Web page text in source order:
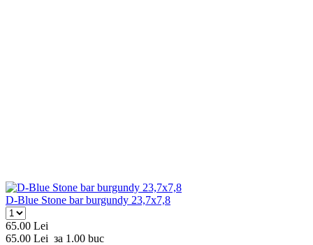
D-Blue Stone bar burgundy 23,7x7,8
65.00 Lei
65.00 Lei за 1.00 buc